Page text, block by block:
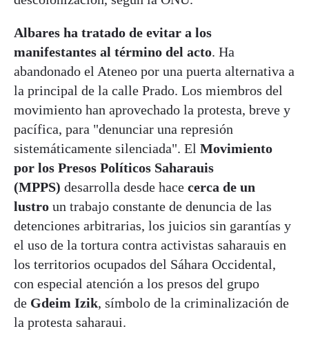
Albares ha tratado de evitar a los
manifestantes al término del acto. Ha
abandonado el Ateneo por una puerta alternativa a
la principal de la calle Prado. Los miembros del
movimiento han aprovechado la protesta, breve y
pacífica, para "denunciar una represión
sistemáticamente silenciada". El Movimiento
por los Presos Políticos Saharauis
(MPPS) desarrolla desde hace cerca de un
lustro un trabajo constante de denuncia de las
detenciones arbitrarias, los juicios sin garantías y
el uso de la tortura contra activistas saharauis en
los territorios ocupados del Sáhara Occidental,
con especial atención a los presos del grupo
de Gdeim Izik, símbolo de la criminalización de
la protesta saharaui.